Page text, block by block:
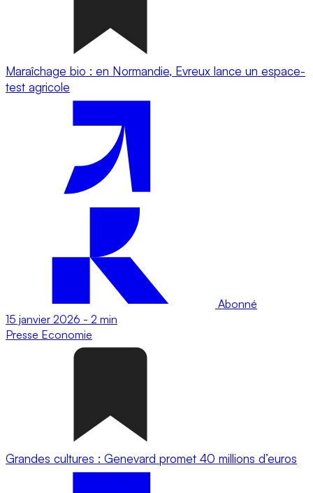
Maraîchage bio : en Normandie, Evreux lance un espace-
test agricole
Abonné
15 janvier 2026 - 2 min
Presse Economie
Grandes cultures : Genevard promet 40 millions d’euros